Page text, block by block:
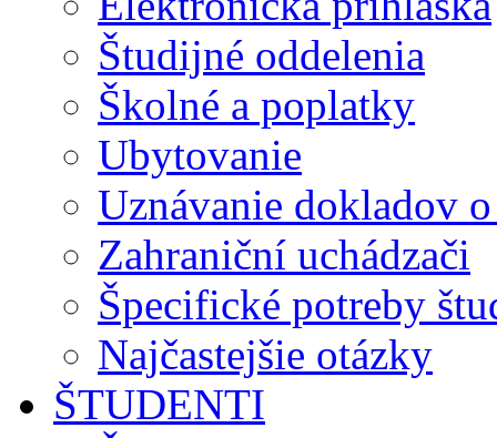
Študijné oddelenia
Školné a poplatky
Ubytovanie
Uznávanie dokladov
Zahraniční uchádzači
Špecifické potreby
Najčastejšie otázky
ŠTUDENTI